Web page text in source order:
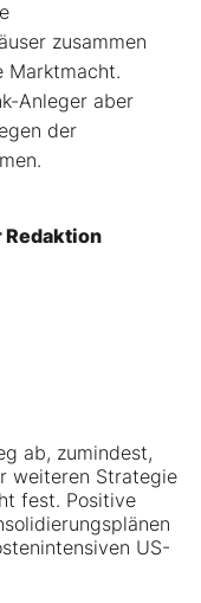
zusammen
Marktmacht.
Anleger aber
der
Redaktion
ab, zumindest,
weiteren Strategie
fest. Positive
US-